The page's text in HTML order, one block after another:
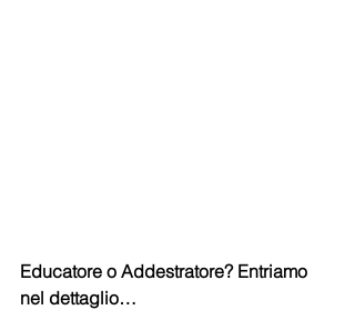
Educatore o Addestratore? Entriamo
nel dettaglio…